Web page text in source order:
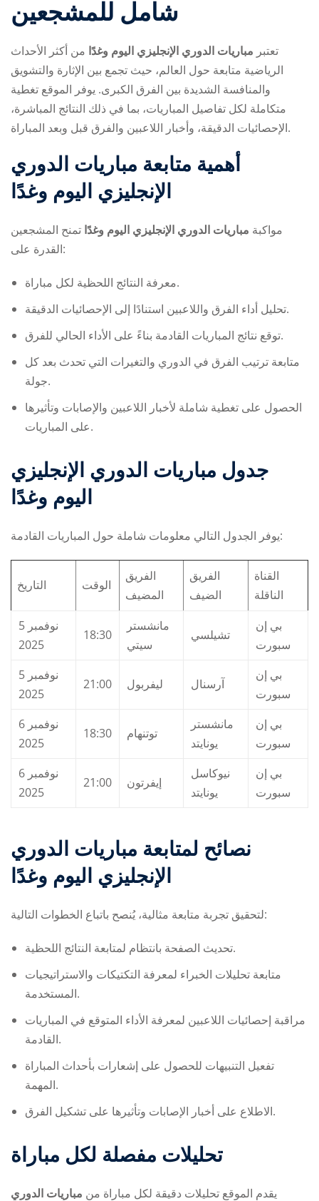
شامل للمشجعين
تعتبر مباريات الدوري الإنجليزي اليوم وغدًا من أكثر الأحداث
الرياضية متابعة حول العالم، حيث تجمع بين الإثارة والتشويق
والمنافسة الشديدة بين الفرق الكبرى. يوفر الموقع تغطية
متكاملة لكل تفاصيل المباريات، بما في ذلك النتائج المباشرة،
الإحصائيات الدقيقة، وأخبار اللاعبين والفرق قبل وبعد المباراة.
أهمية متابعة مباريات الدوري
الإنجليزي اليوم وغدًا
مواكبة مباريات الدوري الإنجليزي اليوم وغدًا تمنح المشجعين
القدرة على:
معرفة النتائج اللحظية لكل مباراة.
تحليل أداء الفرق واللاعبين استنادًا إلى الإحصائيات الدقيقة.
توقع نتائج المباريات القادمة بناءً على الأداء الحالي للفرق.
متابعة ترتيب الفرق في الدوري والتغيرات التي تحدث بعد كل
جولة.
الحصول على تغطية شاملة لأخبار اللاعبين والإصابات وتأثيرها
على المباريات.
جدول مباريات الدوري الإنجليزي
اليوم وغدًا
يوفر الجدول التالي معلومات شاملة حول المباريات القادمة:
التاريخ الوقت
الفريق
المضيف
الفريق
الضيف
القناة
الناقلة
5 نوفمبر
2025
18:30
مانشستر
سيتي
تشيلسي
بي إن
سبورت
5 نوفمبر
2025
21:00 ليفربول آرسنال
بي إن
سبورت
6 نوفمبر
2025
18:30 توتنهام
مانشستر
يونايتد
بي إن
سبورت
6 نوفمبر
2025
21:00 إيفرتون
نيوكاسل
يونايتد
بي إن
سبورت
نصائح لمتابعة مباريات الدوري
الإنجليزي اليوم وغدًا
لتحقيق تجربة متابعة مثالية، يُنصح باتباع الخطوات التالية:
تحديث الصفحة بانتظام لمتابعة النتائج اللحظية.
متابعة تحليلات الخبراء لمعرفة التكتيكات والاستراتيجيات
المستخدمة.
مراقبة إحصائيات اللاعبين لمعرفة الأداء المتوقع في المباريات
القادمة.
تفعيل التنبيهات للحصول على إشعارات بأحداث المباراة
المهمة.
الاطلاع على أخبار الإصابات وتأثيرها على تشكيل الفرق.
تحليلات مفصلة لكل مباراة
يقدم الموقع تحليلات دقيقة لكل مباراة من مباريات الدوري